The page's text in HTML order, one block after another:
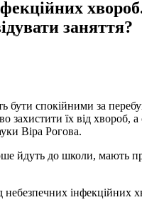
заняття?
спокійними за
захистити їх від
Віра Рогова.
йдуть до школи, мають
інфекційних